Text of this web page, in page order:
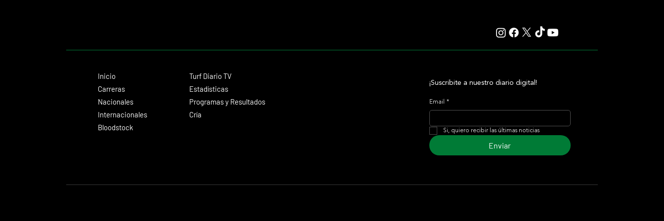
Inicio
Carreras
Nacionales
Internacionales
Bloodstock
Turf Diario TV
Estadísticas
Programas y Resultados
Cría
¡Suscribite a nuestro diario digital!
Email *
Si, quiero recibir las últimas noticias
Enviar